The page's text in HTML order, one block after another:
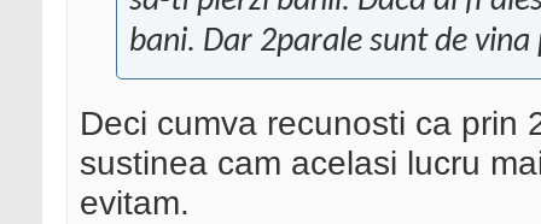
bani. Dar 2parale sunt de
Deci cumva recunosti ca prin
sustinea cam acelasi lucru
evitam.